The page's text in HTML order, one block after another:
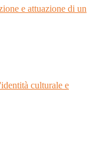
e attuazione di un
culturale e